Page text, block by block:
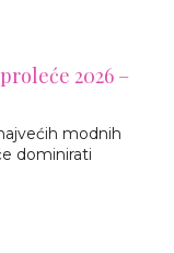
2026 –
modnih
dominirati